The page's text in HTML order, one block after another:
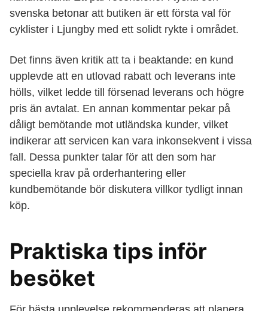
svenska betonar att butiken är ett första val för
cyklister i Ljungby med ett solidt rykte i området.
Det finns även kritik att ta i beaktande: en kund
upplevde att en utlovad rabatt och leverans inte
hölls, vilket ledde till försenad leverans och högre
pris än avtalat. En annan kommentar pekar på
dåligt bemötande mot utländska kunder, vilket
indikerar att servicen kan vara inkonsekvent i vissa
fall. Dessa punkter talar för att den som har
speciella krav på orderhantering eller
kundbemötande bör diskutera villkor tydligt innan
köp.
Praktiska tips inför
besöket